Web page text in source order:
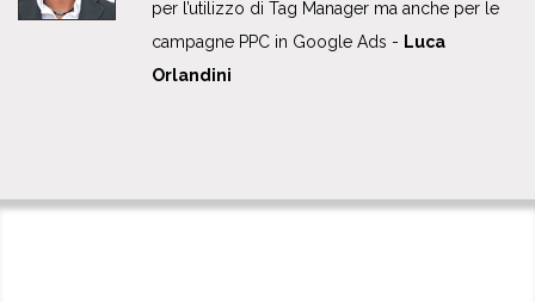
per l’utilizzo di Tag Manager ma anche per le
campagne PPC in Google Ads - Luca
Orlandini